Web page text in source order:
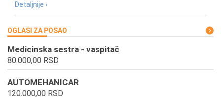
Detaljnije ›
OGLASI ZA POSAO
Medicinska sestra - vaspitač
80.000,00 RSD
AUTOMEHANICAR
120.000,00 RSD